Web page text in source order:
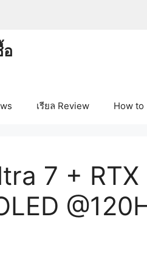
อ
เรียล Review How to
7 +